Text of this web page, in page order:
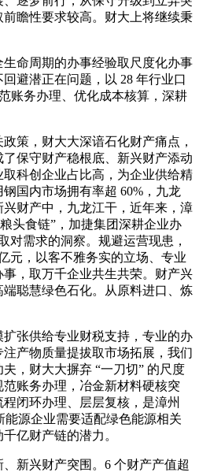
瞻性要求较高。财大上将继续秉
命周期的办事经验取尺度化办事
避潜正在问题，以 28 年行业口
账务办理、优化成本核算，深耕
，财大大深谙石化财产痛点，
保守财产稳根底、新兴财产添动
科创企业占比高，为企业供给精
国内市场拥有率超 60%，九龙
财产中，九龙江干，近年来，漳
头食链”，加捷集团深耕企业办
对需求的洞察。规避运营现患，
元，以客不雅务实的立场、专业
，取万千企业共生共荣。财产兴
聪慧绿色石化。从原料进口、炼
张供给专业财税支持，专业的办
产物质量提拔取市场拓展，我们
，财大大摒弃 “一刀切” 的尺度
账务办理，冶金新材料硬核突
闭环办理、层层复核，是漳州
能源企业需要适配绿色能源相关
亿财产链的潜力。
兴财产突围。6 个财产产值超